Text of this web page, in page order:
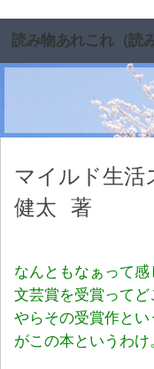
読み物あれこれ（読
マイルド生
健太
著
なんともなぁって感
文芸賞を受賞って
やらその受賞作と
がこの本というわけ